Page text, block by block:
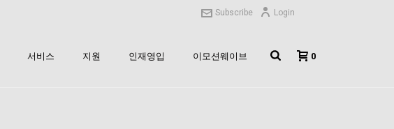
Login
Subscribe
서비스 지원 인재영입 이모션웨이브 0